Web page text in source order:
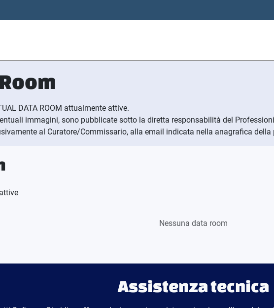
DATA ROOM attualmente attive.
immagini, sono pubblicate sotto la diretta responsabilità del
al Curatore/Commissario, alla email indicata nella anagrafica della
Nessuna data room
Assistenza tecnica